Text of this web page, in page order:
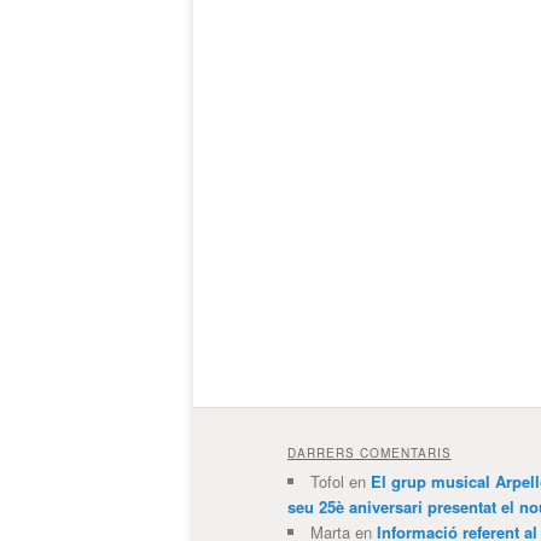
DARRERS COMENTARIS
Tofol en El grup musical
seu 25è aniversari presentat el
Martaen Informació referent